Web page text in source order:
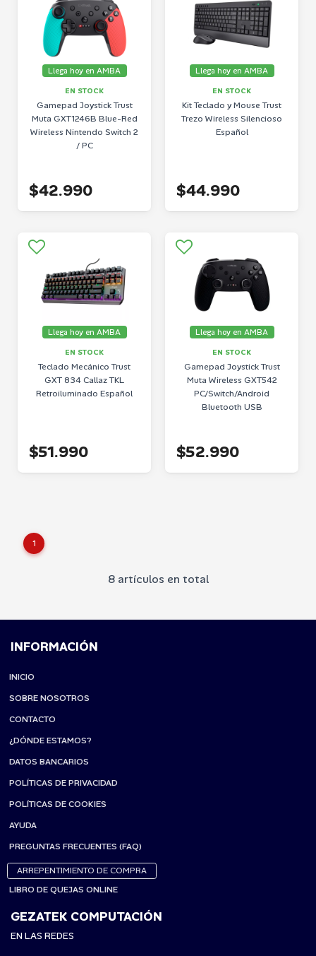
Llega hoy en AMBA
EN STOCK
Gamepad Joystick Trust
Muta GXT1246B Blue-Red
Wireless Nintendo Switch 2
/ PC
$42.990
Llega hoy en AMBA
EN STOCK
Kit Teclado y Mouse Trust
Trezo Wireless Silencioso
Español
$44.990
Llega hoy en AMBA
EN STOCK
Teclado Mecánico Trust
GXT 834 Callaz TKL
Retroiluminado Español
$51.990
Llega hoy en AMBA
EN STOCK
Gamepad Joystick Trust
Muta Wireless GXT542
PC/Switch/Android
Bluetooth USB
$52.990
1
8 artículos en total
INFORMACIÓN
INICIO
SOBRE NOSOTROS
CONTACTO
¿DÓNDE ESTAMOS?
DATOS BANCARIOS
POLÍTICAS DE PRIVACIDAD
POLÍTICAS DE COOKIES
AYUDA
PREGUNTAS FRECUENTES (FAQ)
ARREPENTIMIENTO DE COMPRA
LIBRO DE QUEJAS ONLINE
GEZATEK COMPUTACIÓN
EN LAS REDES